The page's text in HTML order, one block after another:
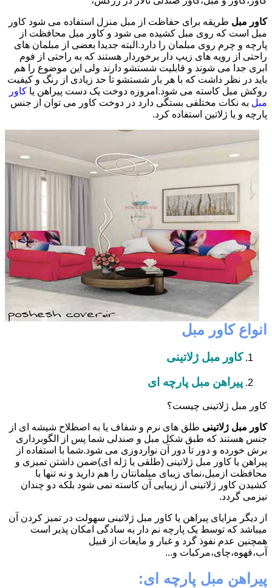
کاور مبل طریقه برای حفاظت از مبل منزل استفاده می شود کاور
مبل است که روی مبل کشیده می شود و کاور مبل محافظت از
پارچه و چرم روی مبلمان را دارد.البته جدیدا بعضی از مبلمان های
راحتی از رویه های زیپ دار برخوردار هستند که به راحتی از فوم
ابری جدا می شوند و قابلیت شستشو دارند ولی این موضوع را هم
باید در نظر داشت که با هر بار شستشو تا حد زیادی از رنگ و کیفیت
روکش مبل کاسته می شود.امروزه دوخت یک دست پیراهن یا کاور
مبل به نکات مختلفی بستگی دارد در دوخت کاور می توان از جنس
پارچه و یا ژلاتین استفاده کرد.
انواع کاور مبل
کاور مبل ژلاتینی
پیراهن مبل پارچه ای
کاور مبل ژلاتینی چیست؟
کاور مبل ژلاتینی طلق های نرم و شفاف یا به اصطلاح شیشه ای از
جنس هستند که طبق شکل مبل و صندلی شما پس از الگوبرداری
برش خورده و دور تا دور آن نواردوزی می شود.شما با استفاده از
پیراهن یا کاور مبل ژلاتینی (طلقی یا ژله ای)ضمن داشتن تمیزی و
محافظت ازمبل،نمای زیبای مبلمانتان را هم دارید و نه تنها با
کشیدن کاور ژلاتینی از زیبایی آن کاسته نمی شود بلکه دو چندان
نیزمی گردد.
از دیگر مزایای پیراهن یا کاور مبل ژلاتینی سهولت در تمیز کردن آن
میباشد که توسط یک پارچه نم دار به سادگی امکان پذیر است
همچنین عدم نفوذ گرد و غبار و مایعات از قبیل
آب،قهوه،چای،مرکبات و...
پیراهن مبل پارچه ای: